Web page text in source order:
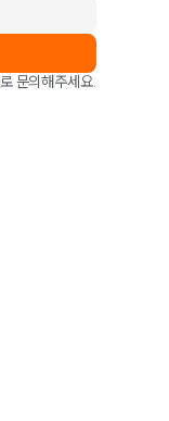
로 문의해주세요.